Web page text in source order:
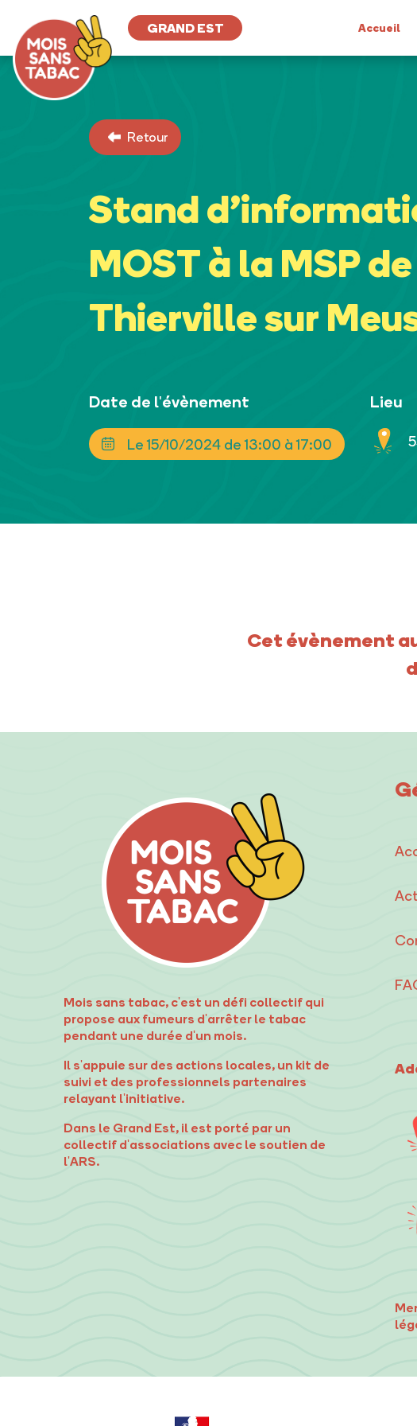
GRAND EST Accueil
Retour
Stand
MOST à la MSP de
Thierville sur
Date de l'évènement
Le 15/10/2024 de 13:00 à 17:00
Lieu
Cet évènement
Mois sans tabac, c'est un défi collectif qui
propose aux fumeurs d'arrêter le tabac
pendant une durée d'un mois.
Il s'appuie sur des actions locales, un kit de
suivi et des professionnels partenaires
relayant l'initiative.
Dans le Grand Est, il est porté par un
collectif d'associations avec le soutien de
l'ARS.